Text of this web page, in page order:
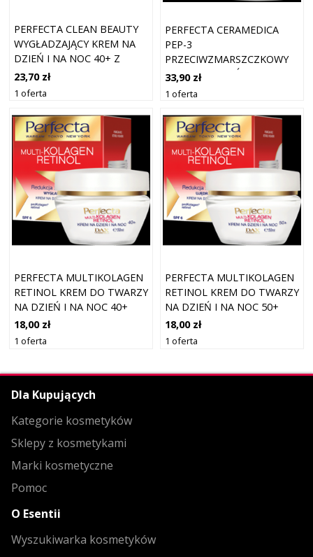
PERFECTA CLEAN BEAUTY
WYGŁADZAJĄCY KREM NA
DZIEŃ I NA NOC 40+ Z
PROWITAMINĄ B5
23,70 zł
1 oferta
PERFECTA CERAMEDICA
PEP-3
PRZECIWZMARSZCZKOWY
KREM NA DZIEŃ I NA NOC
40+
33,90 zł
1 oferta
PERFECTA MULTIKOLAGEN
RETINOL KREM DO TWARZY
NA DZIEŃ I NA NOC 40+
18,00 zł
1 oferta
PERFECTA MULTIKOLAGEN
RETINOL KREM DO TWARZY
NA DZIEŃ I NA NOC 50+
18,00 zł
1 oferta
Dla Kupujących
Kategorie kosmetyków
Sklepy z kosmetykami
Marki kosmetyczne
Pomoc
O Esentii
Wyszukiwarka kosmetyków